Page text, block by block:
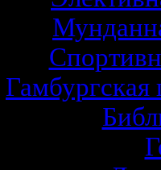
Гамбургская